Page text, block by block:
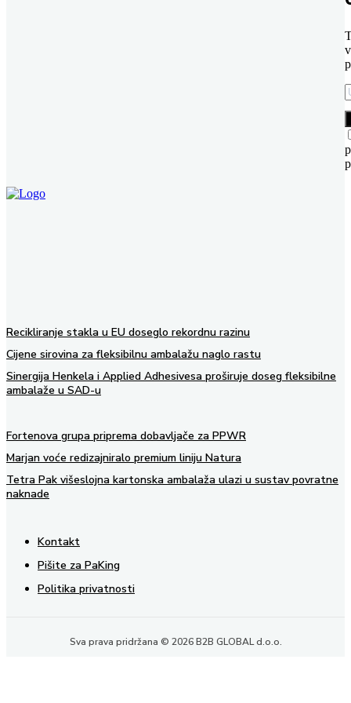
Recikliranje stakla u EU doseglo rekordnu razinu
Cijene sirovina za fleksibilnu ambalažu naglo rastu
Sinergija Henkela i Applied Adhesivesa proširuje doseg fleksibilne
ambalaže u SAD-u
Fortenova grupa priprema dobavljače za PPWR
Marjan voće redizajniralo premium liniju Natura
Tetra Pak višeslojna kartonska ambalaža ulazi u sustav povratne
naknade
Kontakt
Pišite za PaKing
Politika privatnosti
Sva prava pridržana © 2026 B2B GLOBAL d.o.o.